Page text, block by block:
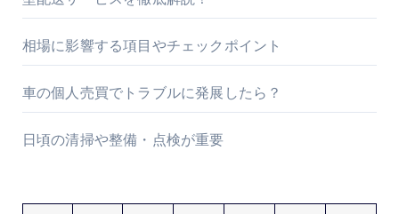
相場に影響する項目やチェックポイント
車の個人売買でトラブルに発展したら？
日頃の清掃や整備・点検が重要